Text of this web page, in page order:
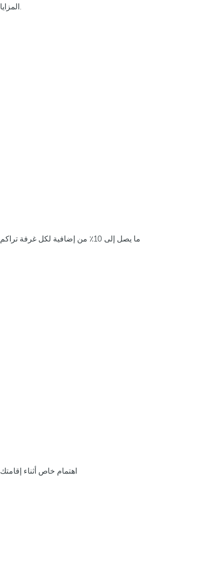
المزايا.
ما يصل إلى 10٪ من إضافية لكل غرفة تراكم
اهتمام خاص أثناء إقامتك